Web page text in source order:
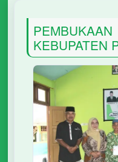
KEBUPATEN